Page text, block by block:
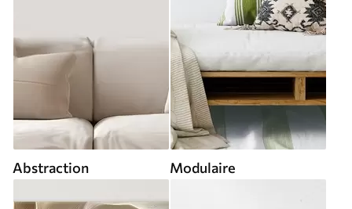
Abstraction Modulaire